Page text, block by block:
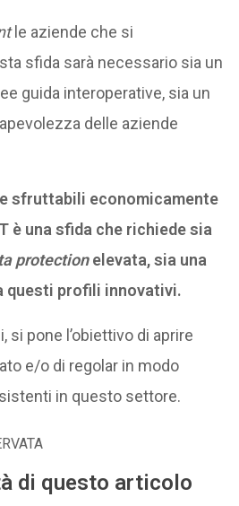
le aziende che si
sfida sarà necessario sia un
guida interoperative, sia un
delle aziende
sfruttabili economicamente
è una sfida che richiede sia
protectionelevata, sia una
questi profili innovativi.
si pone l’obiettivo di aprire
e/o di regolar in modo
in questo settore.
di questo articolo